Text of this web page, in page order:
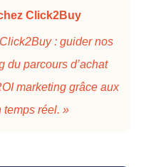
Click2Buy
: guider nos
du parcours d’achat
marketing grâce aux
temps réel. »